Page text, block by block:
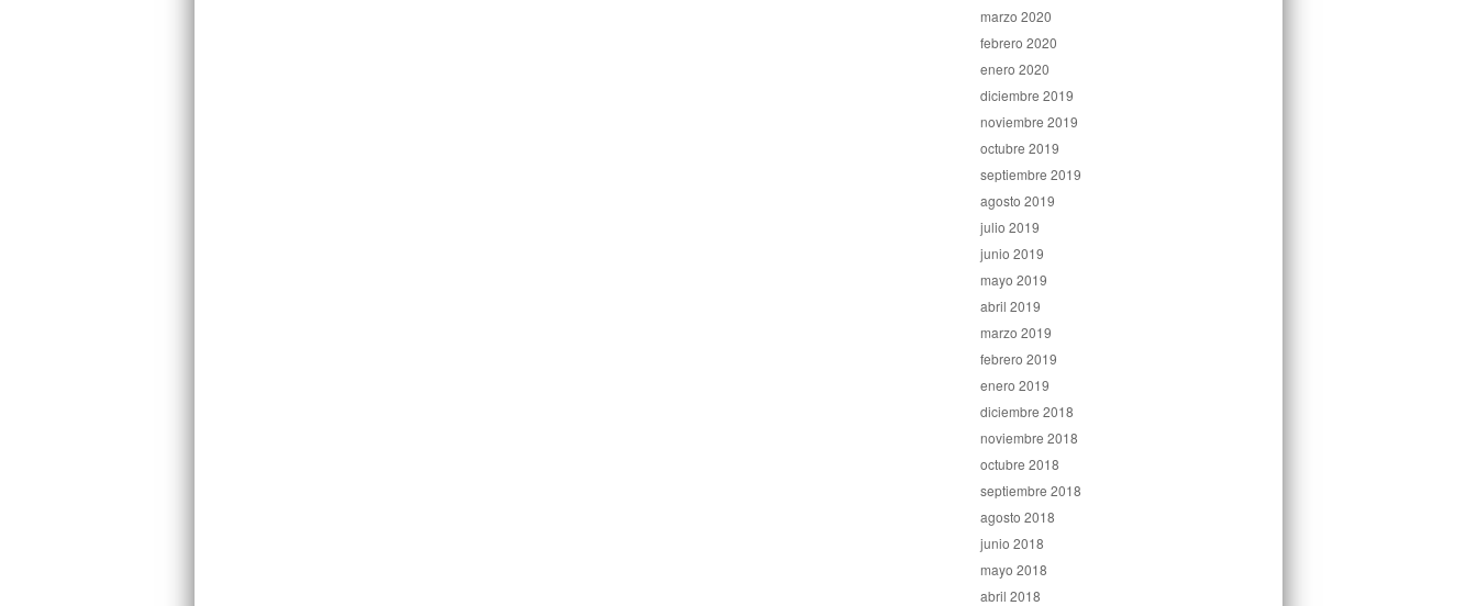
marzo 2020
febrero 2020
enero 2020
diciembre 2019
noviembre 2019
octubre 2019
septiembre 2019
agosto 2019
julio 2019
junio 2019
mayo 2019
abril 2019
marzo 2019
febrero 2019
enero 2019
diciembre 2018
noviembre 2018
octubre 2018
septiembre 2018
agosto 2018
junio 2018
mayo 2018
abril 2018